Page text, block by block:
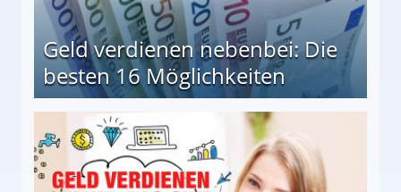
Geld verdienen nebenbei: Die
besten 16 Möglichkeiten